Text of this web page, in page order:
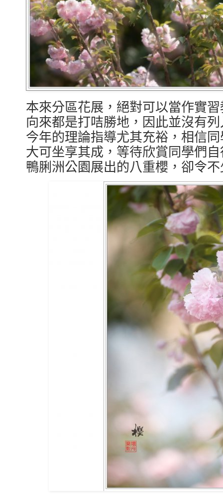
本來分區花展，絕對可以當作實
向來都是打咭勝地，因此並沒有
今年的理論指導尤其充裕，相信
大可坐享其成，等待欣賞同學們
鴨脷洲公園展出的八重櫻，卻令